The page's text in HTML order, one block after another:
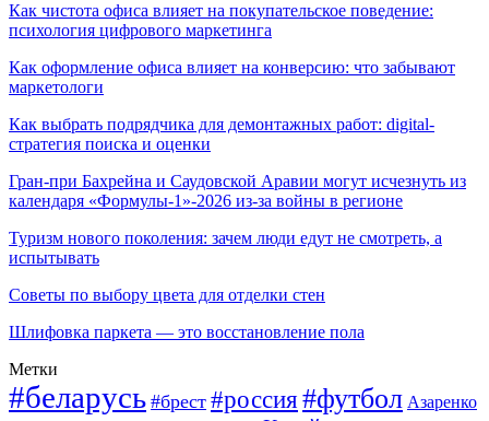
Как чистота офиса влияет на покупательское поведение:
психология цифрового маркетинга
Как оформление офиса влияет на конверсию: что забывают
маркетологи
Как выбрать подрядчика для демонтажных работ: digital-
стратегия поиска и оценки
Гран-при Бахрейна и Саудовской Аравии могут исчезнуть из
календаря «Формулы-1»-2026 из-за войны в регионе
Туризм нового поколения: зачем люди едут не смотреть, а
испытывать
Советы по выбору цвета для отделки стен
Шлифовка паркета — это восстановление пола
Метки
#беларусь #брест #россия#футбол Азаренко